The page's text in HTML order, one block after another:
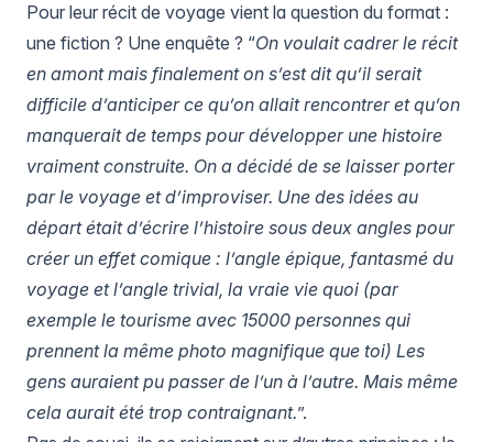
Pour leur récit de voyage vient la question du format :
une fiction ? Une enquête ? “On voulait cadrer le récit
en amont mais finalement on s’est dit qu’il serait
difficile d’anticiper ce qu’on allait rencontrer et qu’on
manquerait de temps pour développer une histoire
vraiment construite. On a décidé de se laisser porter
par le voyage et d’improviser. Une des idées au
départ était d’écrire l’histoire sous deux angles pour
créer un effet comique : l’angle épique, fantasmé du
voyage et l’angle trivial, la vraie vie quoi (par
exemple le tourisme avec 15000 personnes qui
prennent la même photo magnifique que toi) Les
gens auraient pu passer de l’un à l’autre. Mais même
cela aurait été trop contraignant.”.